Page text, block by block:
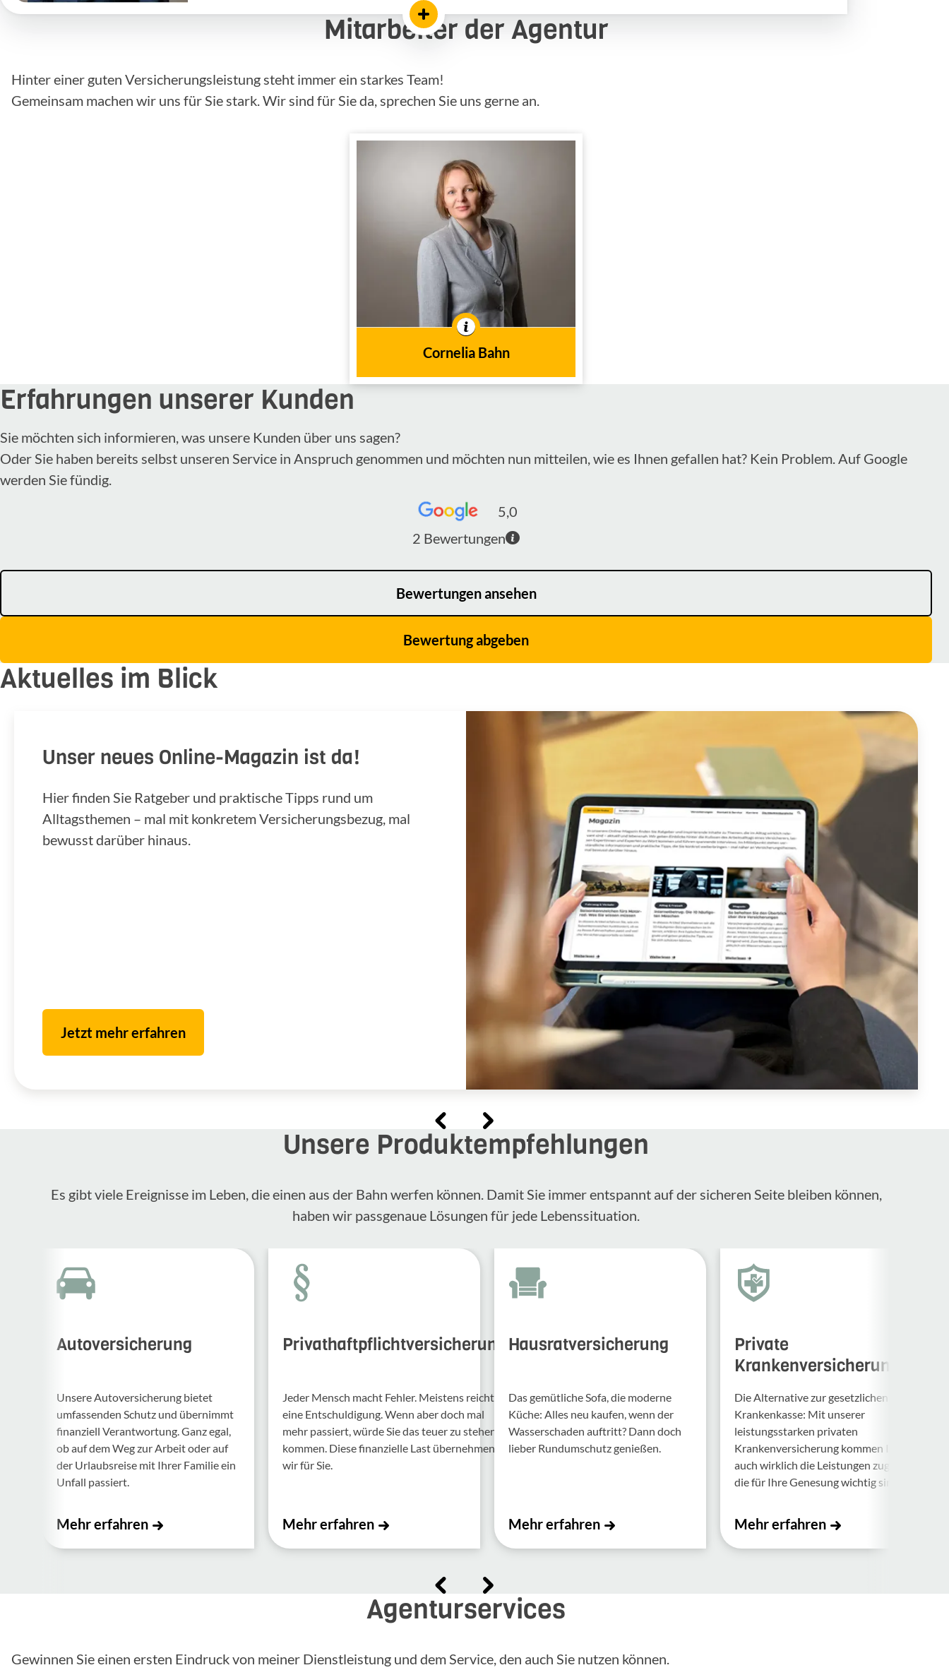
Mitarbeiter der Agentur
Hinter einer guten Versicherungsleistung steht immer ein starkes Team!
Gemeinsam machen wir uns für Sie stark. Wir sind für Sie da, sprechen Sie uns gerne an.
Cornelia Bahn
Cornelia Bahn
Tätig im
Innendienst
In der Branche tätig seit
dem Jahr
2013
Erfahrungen unserer Kunden
Sie möchten sich informieren, was unsere Kunden über uns sagen?
Oder Sie haben bereits selbst unseren Service in Anspruch genommen und möchten nun mitteilen, wie es Ihnen gefallen hat? Kein Problem. Auf Google
werden Sie fündig.
5,0
2 Bewertungen
Bewertungen ansehen
Bewertung abgeben
Aktuelles im Blick
Unser neues Online-Magazin ist da!
Hier finden Sie Ratgeber und praktische Tipps rund um
Alltagsthemen – mal mit konkretem Versicherungsbezug, mal
bewusst darüber hinaus.
Jetzt mehr erfahren
Unsere Produktempfehlungen
Es gibt viele Ereignisse im Leben, die einen aus der Bahn werfen können. Damit Sie immer entspannt auf der sicheren Seite bleiben können,
haben wir passgenaue Lösungen für jede Lebenssituation.
Autoversicherung
Unsere Auto­ver­si­che­rung bietet
umfas­senden Schutz und über­nimmt
finan­ziell Verant­wor­tung. Ganz egal,
ob auf dem Weg zur Arbeit oder auf
der Urlaubs­reise mit Ihrer Familie ein
Unfall passiert.
Mehr erfahren
Privathaftpflichtversicherung
Jeder Mensch macht Fehler. Meis­tens reicht
eine Entschul­di­gung. Wenn aber doch mal
mehr passiert, würde Sie das teuer zu stehen
kommen. Diese finan­zi­elle Last über­nehmen
wir für Sie.
Mehr erfahren
Hausratversicherung
Das gemütliche Sofa, die moderne
Küche: Alles neu kaufen, wenn der
Wasserschaden auftritt? Dann doch
lieber Rundumschutz genießen.
Mehr erfahren
Private
Krankenversicherung
Die Alternative zur gesetzlichen
Krankenkasse: Mit unserer
leistungsstarken privaten
Krankenversicherung kommen Ihnen
auch wirklich die Leistungen zugute,
die für Ihre Genesung wichtig sind.
Mehr erfahren
Agenturservices
Gewinnen Sie einen ersten Eindruck von meiner Dienstleistung und dem Service, den auch Sie nutzen können.